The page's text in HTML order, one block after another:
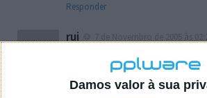
Damos valor à sua
Responder
rui
localizaçao referida n se encontra la
o firefox como browser predefenido